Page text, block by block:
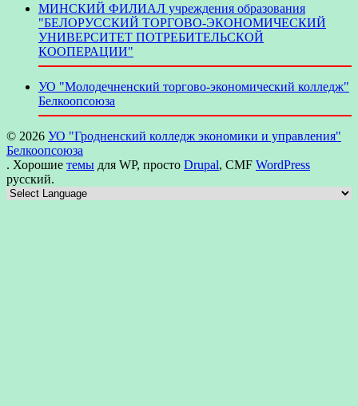
МИНСКИЙ ФИЛИАЛ учреждения образования
"БЕЛОРУССКИЙ ТОРГОВО-ЭКОНОМИЧЕСКИЙ
УНИВЕРСИТЕТ ПОТРЕБИТЕЛЬСКОЙ
КООПЕРАЦИИ"
УО "Молодечненский торгово-экономический колледж"
Белкоопсоюза
© 2026 УО "Гродненский колледж экономики и управления"
Белкоопсоюза
. Хорошие темы для WP, просто Drupal, CMF WordPress
русский.